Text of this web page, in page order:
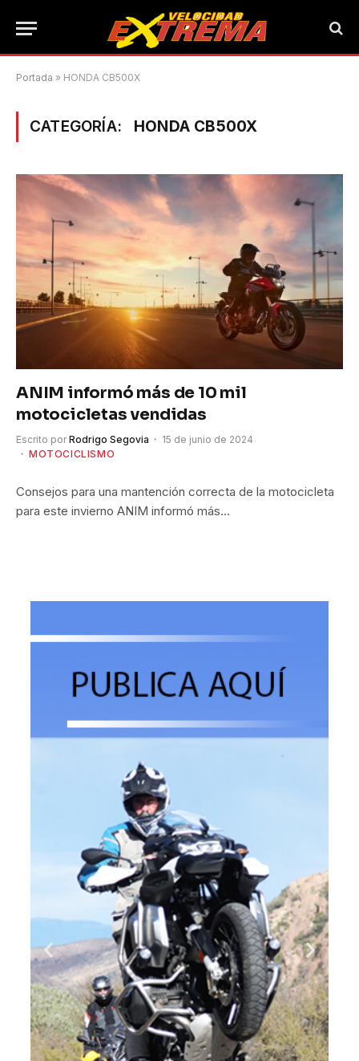
Portada » HONDA CB500X
CATEGORÍA: HONDA CB500X
ANIM informó más de 10 mil
motocicletas vendidas
Escrito por Rodrigo Segovia
15 de junio de 2024
MOTOCICLISMO
Consejos para una mantención correcta de la motocicleta
para este invierno ANIM informó más…